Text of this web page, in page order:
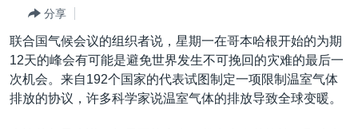
转
到
导
航
国际
最新国际新闻
印太
中东
分类新闻
经济·金融·贸易
人权·法律·宗教
美中关系
热点专题
分享
联合国气候会议的组织者说，星期一在哥本哈根开始的为期
12天的峰会有可能是避免世界发生不可挽回的灾难的最后一
次机会。来自192个国家的代表试图制定一项限制温室气体
排放的协议，许多科学家说温室气体的排放导致全球变暖。